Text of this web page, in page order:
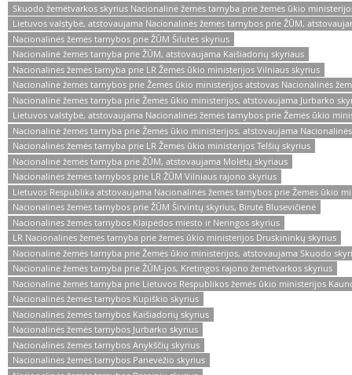
Skuodo žemėtvarkos skyrius Nacionalinė žemės tarnyba prie žemės ūkio
Lietuvos valstybė, atstovaujama Nacionalinės žemės tarnybos prie ŽŪM,
Nacionalinės žemės tarnybos prie ŽŪM Šilutės skyrius
Nacionalinė žemės tarnyba prie ŽŪM, atstovaujama Kaišiadorių skyriaus
Nacionalinės žemės tarnyba prie LR Žemės ūkio ministerijos Vilniaus skyrius
Nacionalinė žemės tarnybos prie Žemės ūkio ministerijos atstovas Nacionalinės
Nacionalinė žemės tarnyba prie Žemės ūkio ministerijos, atstovaujama Jurbarko
Lietuvos valstybė, atstovaujama Nacionalinės žemės tarnybos prie Žemės ūkio
Nacionalinė žemės tarnyba prie Žemės ūkio ministerijos, atstovaujama
Nacionalinės žemės tarnyba prie LR Žemės ūkio ministerijos Telšių skyrius
Nacionalinė žemės tarnyba prie ŽŪM, atstovaujama Molėtų skyriaus
Nacionalinės žemės tarnybos prie LR ŽŪM Vilniaus rajono skyrius
Lietuvos Respublika atstovaujama Nacionalinės žemės tarnybos prie Žemės ūkio
Nacionalinės žemės tarnybos prie ŽŪM Širvintų skyrius, Birutė Blusevičienė
Nacionalinės žemės tarnybos Klaipėdos miesto ir Neringos skyrius
LR Nacionalinės žemės tarnyba prie žemės ūkio ministerijos Druskininkų skyrius
Nacionalinė žemės tarnyba prie Žemės ūkio ministerijos, atstovaujama Skuodo
Nacionalinė žemės tarnyba prie ŽŪM-jos, Kretingos rajono žemėtvarkos skyrius
Nacionalinė žemės tarnyba prie Lietuvos Respublikos žemės ūkio ministerijos
Nacionalinės žemės tarnybos Kupiškio skyrius
Nacionalinės žemės tarnybos Kaišiadorių skyrius
Nacionalinės žemės tarnybos Jurbarko skyrius
Nacionalinės žemės tarnybos Anykščių skyrius
Nacionalinės žemės tarnybos Panevėžio skyrius